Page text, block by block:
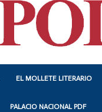
EL MOLLETE LITERARIO
PALACIO NACIONAL PDF